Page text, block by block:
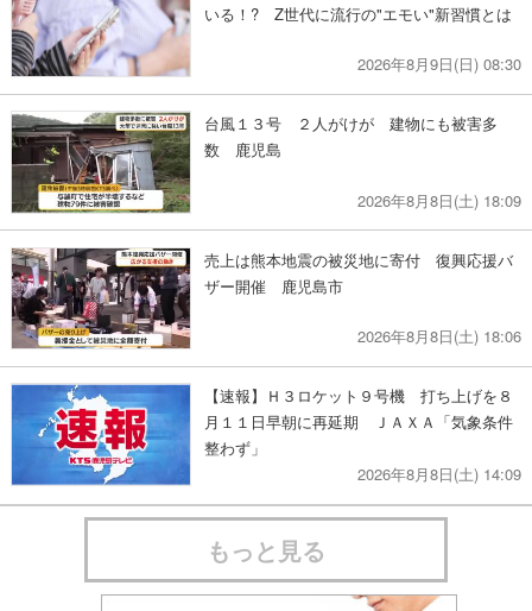
いる！? Z世代に流行の"エモい"新習慣とは
2026年8月9日(日) 08:30
台風１３号 ２人がけが 建物にも被害多
数 鹿児島
2026年8月8日(土) 18:09
売上は熊本地震の被災地に寄付 復興応援バ
ザー開催 鹿児島市
2026年8月8日(土) 18:06
【速報】Ｈ３ロケット９号機 打ち上げを８
月１１日早朝に再延期 ＪＡＸＡ「気象条件
整わず」
2026年8月8日(土) 14:09
もっと見る